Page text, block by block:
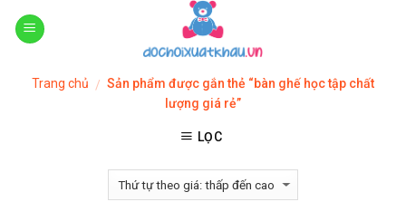
Skip
Trang chủ / Sản phẩm được gắn thẻ “bàn ghế học tập chất
lượng giá rẻ”
LỌC